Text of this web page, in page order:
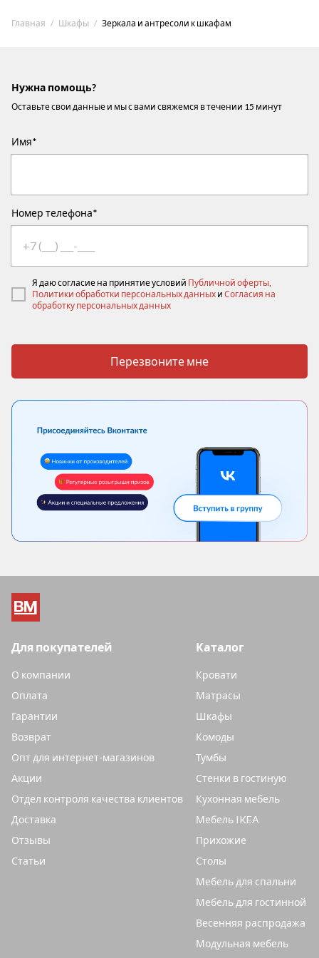
Главная Шкафы Зеркала и антресоли к шкафам
Нужна помощь?
Оставьте свои данные и мы с вами свяжемся в течении 15 минут
Имя*
Номер телефона*
Я даю согласие на принятие условий Публичной оферты,
Политики обработки персональных данных и Согласия на
обработку персональных данных
Перезвоните мне
Каталог
Кровати
Матрасы
Шкафы
Комоды
Тумбы
Стенки в гостиную
Кухонная мебель
Мебель IKEA
Прихожие
Столы
Мебель для спальни
Мебель для гостинной
Весенняя распродажа
Модульная мебель
Для покупателей
О компании
Оплата
Гарантии
Возврат
Опт для интернет-магазинов
Акции
Отдел контроля качества клиентов
Доставка
Отзывы
Статьи